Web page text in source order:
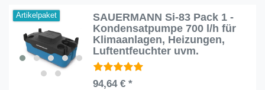
Artikelpaket
SAUERMANN Si-83 Pack 1 -
Kondensatpumpe 700 l/h für
Klimaanlagen, Heizungen,
Luftentfeuchter uvm.
94,64 € *